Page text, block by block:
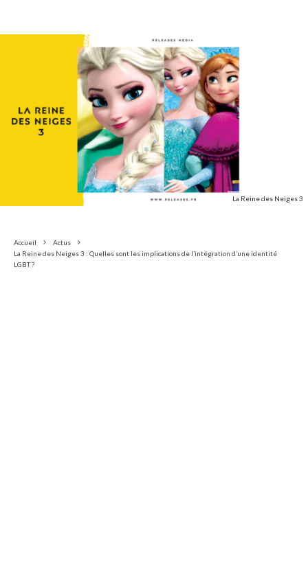
La Reine des Neiges 3
Accueil
Actus
La Reine des Neiges 3 : Quelles sont les implications de l’intégration d’une identité
LGBT ?